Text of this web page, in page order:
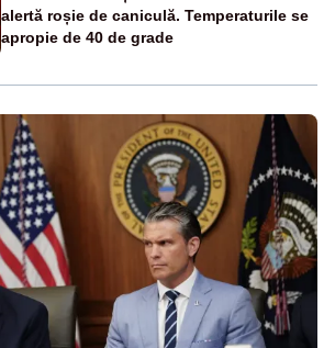
alertă roșie de caniculă. Temperaturile se
apropie de 40 de grade